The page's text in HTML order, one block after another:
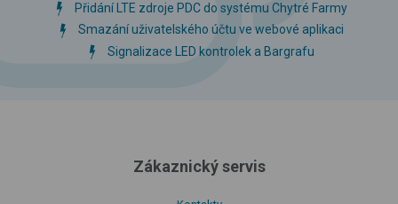
Přidání LTE zdroje PDC do systému Chytré Farmy
Smazání uživatelského účtu ve webové aplikaci
Signalizace LED kontrolek a Bargrafu
Zákaznický servis